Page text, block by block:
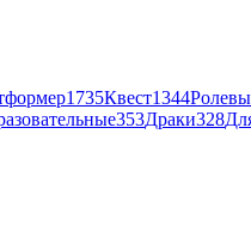
1735Квест1344
353Драки328